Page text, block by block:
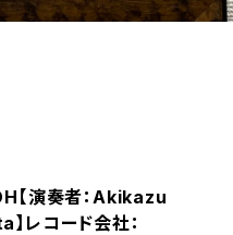
演奏者：Akikazu
コード会社：